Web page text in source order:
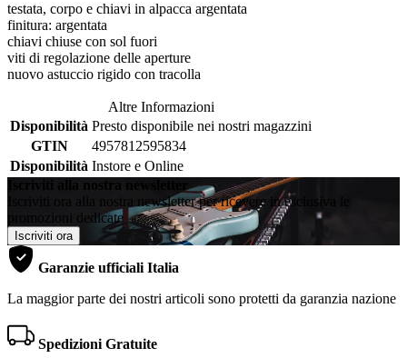
testata, corpo e chiavi in alpacca argentata
finitura: argentata
chiavi chiuse con sol fuori
viti di regolazione delle aperture
nuovo astuccio rigido con tracolla
Altre Informazioni
Disponibilità Presto disponibile nei nostri magazzini
GTIN
4957812595834
Disponibilità Instore e Online
Iscriviti alla nostra newsletter
Iscriviti ora alla nostra newsletter per ricevere in esclusiva le
promozioni dedicate
Iscriviti ora
Garanzie ufficiali Italia
La maggior parte dei nostri articoli sono protetti da garanzia nazione
Spedizioni Gratuite